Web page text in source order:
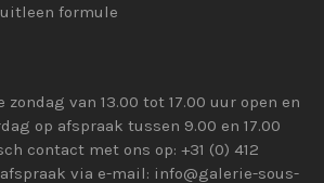
formule
van 13.00 tot 17.00 uur open en
op afspraak tussen 9.00 en 17.00
contact met ons op: +31 (0) 412
via e-mail: info@galerie-sous-